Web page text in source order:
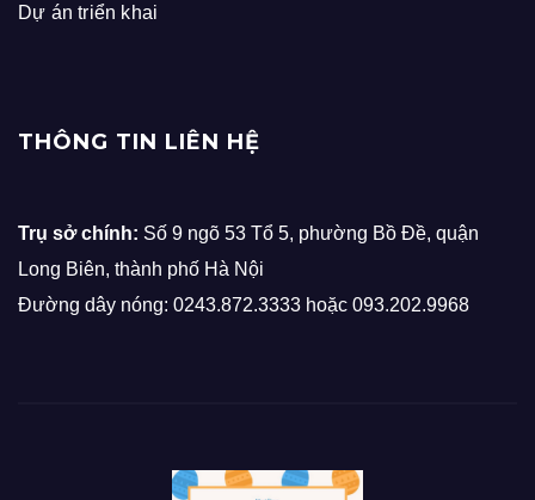
Dự án triển khai
THÔNG TIN LIÊN HỆ
Trụ sở chính: Số 9 ngõ 53 Tổ 5, phường Bồ Đề, quận
Long Biên, thành phố Hà Nội
Đường dây nóng: 0243.872.3333 hoặc 093.202.9968